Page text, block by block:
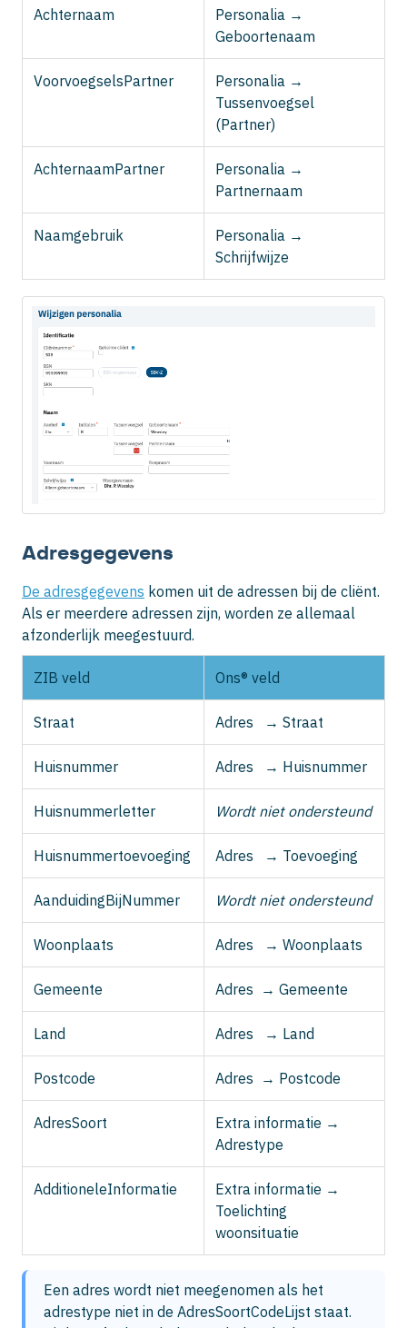
Achternaam
Personalia →
Geboortenaam
VoorvoegselsPartner
Personalia →
Tussenvoegsel
(Partner)
AchternaamPartner
Personalia →
Partnernaam
Naamgebruik
Personalia →
Schrijfwijze
Adresgegevens
De adresgegevens komen uit de adressen bij de cliënt.
Als er meerdere adressen zijn, worden ze allemaal
afzonderlijk meegestuurd.
ZIB veld Ons® veld
Straat Adres → Straat
Huisnummer Adres → Huisnummer
Huisnummerletter Wordt niet ondersteund
Huisnummertoevoeging Adres → Toevoeging
AanduidingBijNummer Wordt niet ondersteund
Woonplaats Adres → Woonplaats
Gemeente Adres → Gemeente
Land Adres → Land
Postcode Adres → Postcode
AdresSoort
Extra informatie →
Adrestype
AdditioneleInformatie
Extra informatie →
Toelichting
woonsituatie
Een adres wordt niet meegenomen als het
adrestype niet in de AdresSoortCodeLijst staat.